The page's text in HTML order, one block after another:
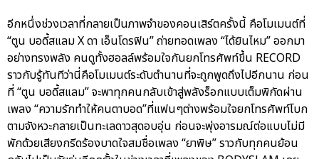
อีกหนึ่งช่วงเวลาที่กลายเป็นภาพจำของคอนเสิร์ตครั้งนี้ คือโมเมนต์ที่
“ตูน บอดี้สแลม X ดา เอ็นโดรฟิน” ถ่ายทอดเพลง “ได้ยินไหม” ออกมา
อย่างทรงพลัง คนดูทั้งฮอลล์พร้อมใจกันยกโทรศัพท์ขึ้น RECORD
ราวกับรู้ทันทีว่านี่คือโมเมนต์ระดับตำนานที่จะถูกพูดถึงไปอีกนาน ก่อน
ที่ “ตูน บอดี้สแลม” จะพาทุกคนกลับเข้าสู่พลังร็อกแบบเต็มพิกัดผ่าน
เพลง “ความรักทำให้คนตาบอด”ที่แฟนๆต่างพร้อมใจยกโทรศัพท์โบก
ตามจังหวะกลายเป็นทะเลดาวสุดอบอุ่น ก่อนจะพุ่งอารมณ์ต่อแบบไม่มี
พักด้วยเสียงกรีดร้องบาดใจสมชื่อเพลง “ยาพิษ” ราวกับทุกคนย้อน